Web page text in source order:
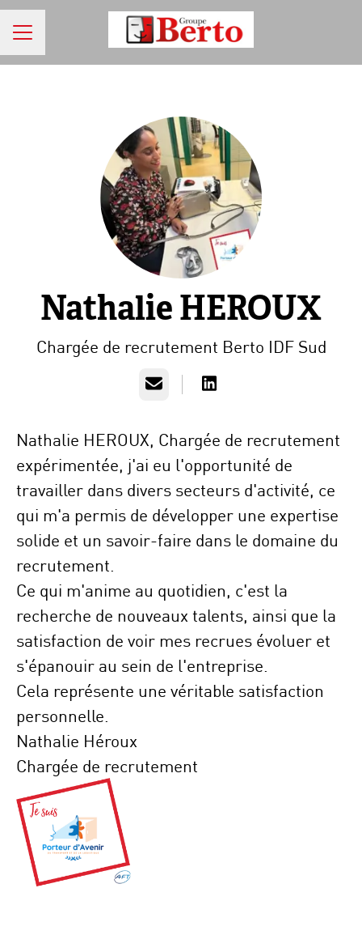
MENU CARRIÈRE
Nathalie HEROUX
Chargée de recrutement Berto IDF Sud
E-mail
Nathalie HEROUX, Chargée de recrutement
expérimentée, j'ai eu l'opportunité de
travailler dans divers secteurs d'activité, ce
qui m'a permis de développer une expertise
solide et un savoir-faire dans le domaine du
recrutement.
Ce qui m'anime au quotidien, c'est la
recherche de nouveaux talents, ainsi que la
satisfaction de voir mes recrues évoluer et
s'épanouir au sein de l'entreprise.
Cela représente une véritable satisfaction
personnelle.
Nathalie Héroux
Chargée de recrutement